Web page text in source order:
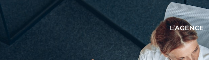
L’AGENCE